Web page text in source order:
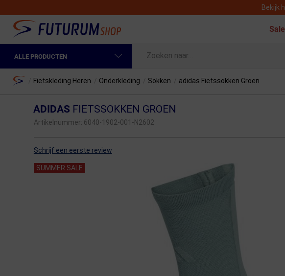
Bekijk
Sale
ALLE PRODUCTEN
Fietskleding Heren
Fietsonderdelen
Home Fietskleding Heren Onderkleding Sokken adidas Fietssokken Groen
ADIDAS FIETSSOKKEN GROEN
Artikelnummer: 6040-1902-001-N2602
Schrijf een eerste review
SUMMER SALE